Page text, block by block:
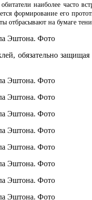
наиболее часто
формирование его
отбрасывают на бумаге
обязательно